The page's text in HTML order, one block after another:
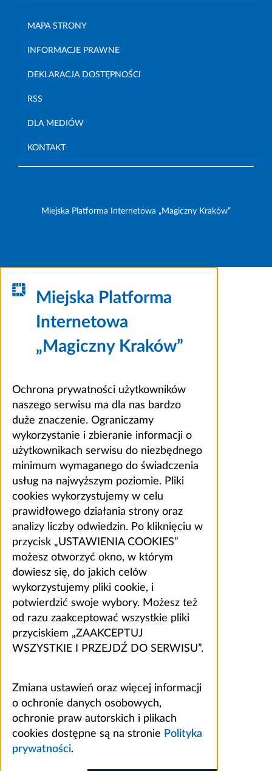
MAPA STRONY
INFORMACJE PRAWNE
DEKLARACJA DOSTĘPNOŚCI
RSS
DLA MEDIÓW
KONTAKT
Miejska Platforma Internetowa „Magiczny Kraków”
Miejska Platforma
Internetowa
„Magiczny Kraków”
Ochrona prywatności użytkowników
naszego serwisu ma dla nas bardzo
duże znaczenie. Ograniczamy
wykorzystanie i zbieranie informacji o
użytkownikach serwisu do niezbędnego
minimum wymaganego do świadczenia
usług na najwyższym poziomie. Pliki
cookies wykorzystujemy w celu
prawidłowego działania strony oraz
analizy liczby odwiedzin. Po kliknięciu w
przycisk „USTAWIENIA COOKIES”
możesz otworzyć okno, w którym
dowiesz się, do jakich celów
wykorzystujemy pliki cookie, i
potwierdzić swoje wybory. Możesz też
od razu zaakceptować wszystkie pliki
przyciskiem „ZAAKCEPTUJ
WSZYSTKIE I PRZEJDŹ DO SERWISU”.
Zmiana ustawień oraz więcej informacji
o ochronie danych osobowych,
ochronie praw autorskich i plikach
cookies dostępne są na stronie Polityka
prywatności.